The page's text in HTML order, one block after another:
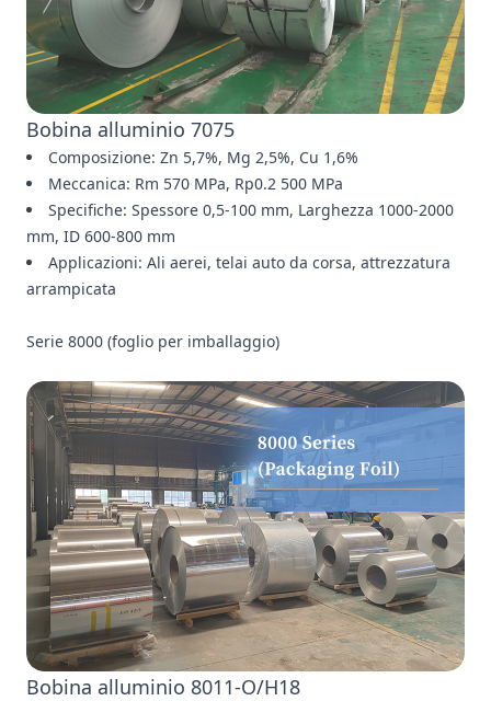
Bobina alluminio 7075
Composizione: Zn 5,7%, Mg 2,5%, Cu 1,6%
Meccanica: Rm 570 MPa, Rp0.2 500 MPa
Specifiche: Spessore 0,5-100 mm, Larghezza 1000-2000
mm, ID 600-800 mm
Applicazioni: Ali aerei, telai auto da corsa, attrezzatura
arrampicata
Serie 8000 (foglio per imballaggio)
Bobina alluminio 8011-O/H18